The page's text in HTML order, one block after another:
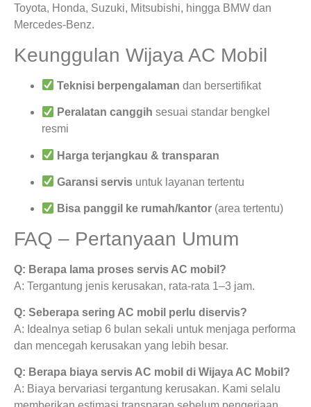
Toyota, Honda, Suzuki, Mitsubishi, hingga BMW dan
Mercedes-Benz.
Keunggulan Wijaya AC Mobil
Teknisi berpengalaman dan bersertifikat
Peralatan canggih sesuai standar bengkel
resmi
Harga terjangkau & transparan
Garansi servis untuk layanan tertentu
Bisa panggil ke rumah/kantor (area tertentu)
FAQ – Pertanyaan Umum
Q: Berapa lama proses servis AC mobil?
A: Tergantung jenis kerusakan, rata-rata 1–3 jam.
Q: Seberapa sering AC mobil perlu diservis?
A: Idealnya setiap 6 bulan sekali untuk menjaga performa
dan mencegah kerusakan yang lebih besar.
Q: Berapa biaya servis AC mobil di Wijaya AC Mobil?
A: Biaya bervariasi tergantung kerusakan. Kami selalu